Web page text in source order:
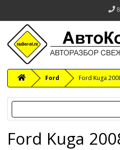
Ford Ford Kuga
Ford Kuga